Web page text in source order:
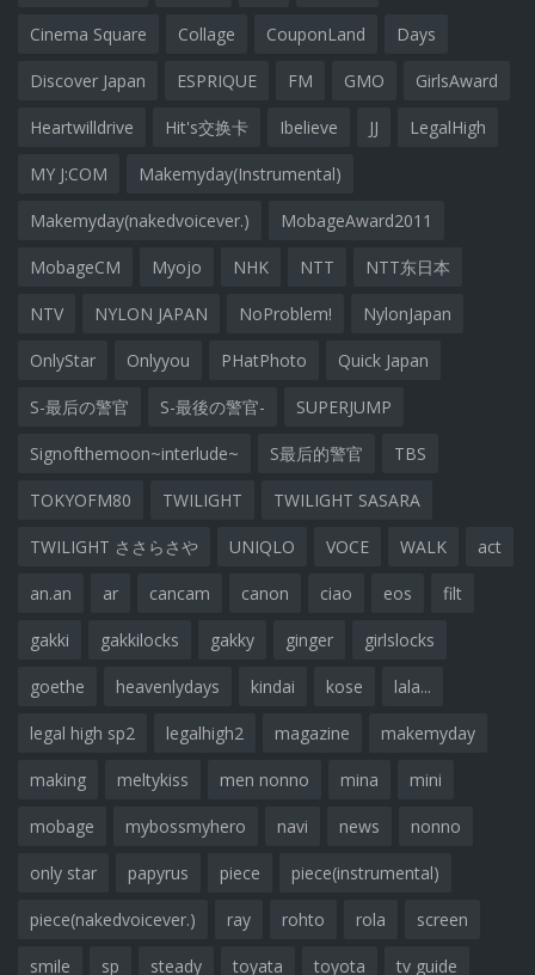
Cinema Square Collage CouponLand Days
Discover Japan ESPRIQUE FM GMO GirlsAward
Heartwilldrive Hit's交换卡 Ibelieve JJ LegalHigh
MY J:COM Makemyday(Instrumental)
Makemyday(nakedvoicever.) MobageAward2011
MobageCM Myojo NHK NTT NTT东日本
NTV NYLON JAPAN NoProblem! NylonJapan
OnlyStar Onlyyou PHatPhoto Quick Japan
S-最后の警官 S-最後の警官- SUPERJUMP
Signofthemoon~interlude~ S最后的警官 TBS
TOKYOFM80 TWILIGHT TWILIGHT SASARA
TWILIGHT ささらさや UNIQLO VOCE WALK act
an.an ar cancam canon ciao eos filt
gakki gakkilocks gakky ginger girlslocks
goethe heavenlydays kindai kose lala...
legal high sp2 legalhigh2 magazine makemyday
making meltykiss men nonno mina mini
mobage mybossmyhero navi news nonno
only star papyrus piece piece(instrumental)
piece(nakedvoicever.) ray rohto rola screen
smile sp steady toyata toyota tv guide